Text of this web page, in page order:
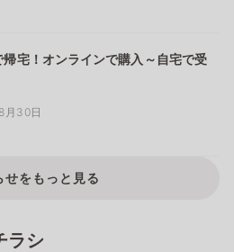
帰宅！オンラインで購入～自宅で受
月30日
せをもっと見る
ラシ